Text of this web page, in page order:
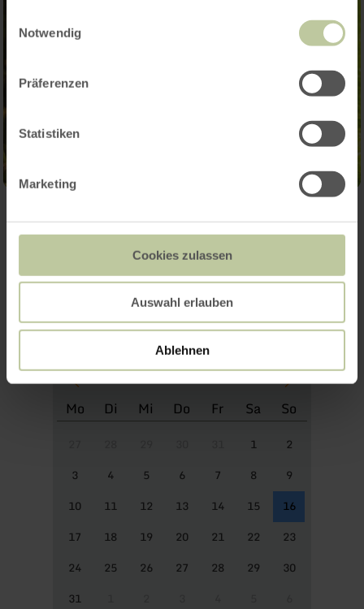
Notwendig
Präferenzen
Statistiken
Marketing
Cookies zulassen
Auswahl erlauben
Ablehnen
Further
appointments
Mo Di Mi Do Fr Sa So
1
2
3
4 5 6 7 8
9
10
11 12 13 14 15
16
17
18 19 20 21 22
23
24
25 26 27 28 29
30
31